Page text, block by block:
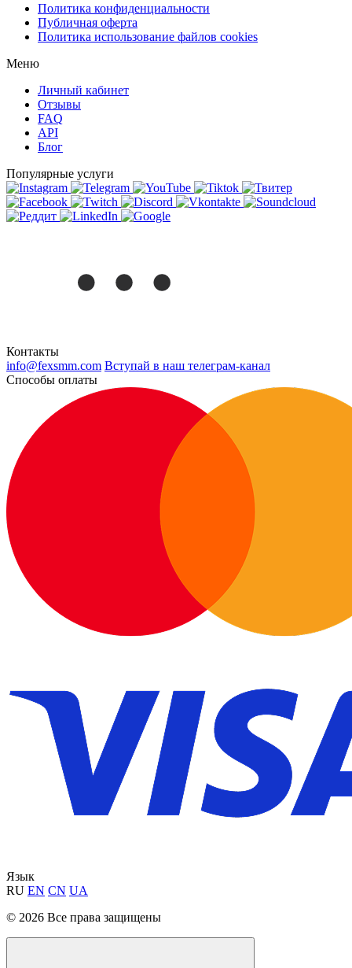
Политика конфиденциальности
Публичная оферта
Политика использование файлов cookies
Меню
Личный кабинет
Отзывы
FAQ
API
Блог
Популярные услуги
Контакты
info@fexsmm.com Вступай в наш телеграм-канал
Способы оплаты
Язык
RU EN CN UA
© 2026 Все права защищены